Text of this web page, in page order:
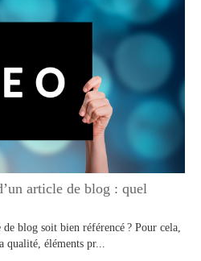
article de blog : quel
blog soit bien référencé ? Pour cela,
qualité, éléments pr...